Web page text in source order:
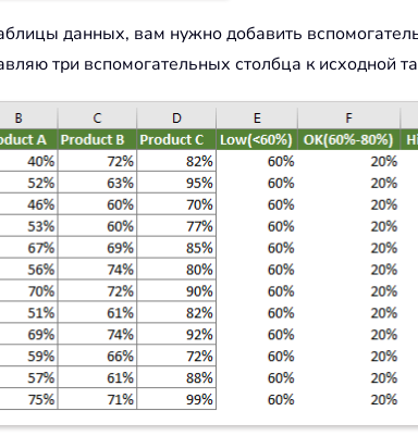
данных, вам нужно добавить
три вспомогательных столбца к исходной